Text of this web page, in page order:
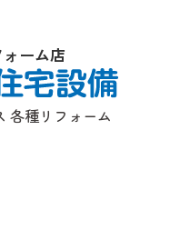
ーム店
各種リフォーム